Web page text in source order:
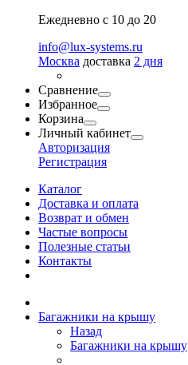
Ежедневно с 10 до 20
info@lux-systems.ru
Москва доставка 2 дня
Сравнение
Избранное
Корзина
Личный кабинет
Авторизация
Регистрация
Каталог
Доставка и оплата
Возврат и обмен
Частые вопросы
Полезные статьи
Контакты
Багажники на крышу
Назад
Багажники на крышу